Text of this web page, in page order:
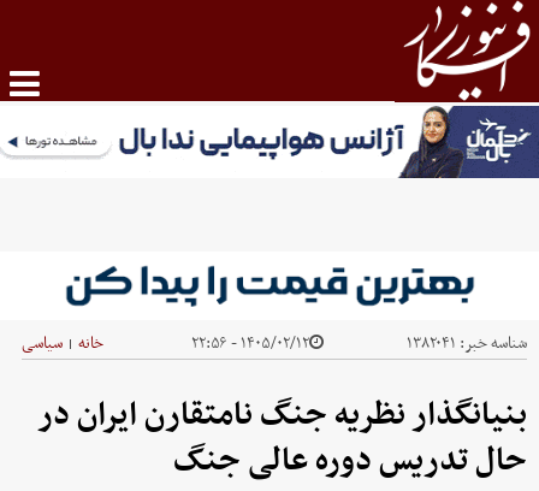
شناسه خبر: ۱۳۸۲۰۴۱ ۱۴۰۵/۰۲/۱۲ - ۲۲:۵۶ خانه | سیاسی
بنیانگذار نظریه جنگ نامتقارن ایران در
حال تدریس دوره عالی جنگ